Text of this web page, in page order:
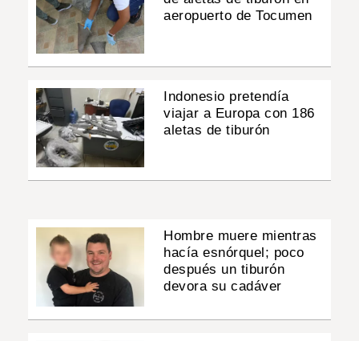
aeropuerto de Tocumen
Indonesio pretendía
viajar a Europa con 186
aletas de tiburón
Hombre muere mientras
hacía esnórquel; poco
después un tiburón
devora su cadáver